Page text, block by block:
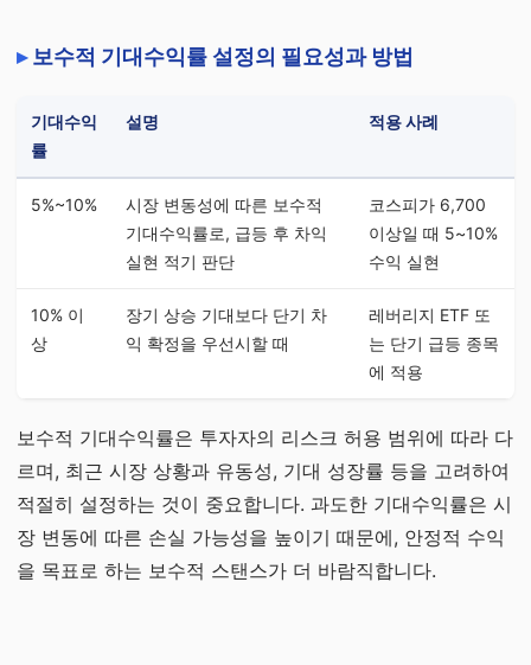
보수적 기대수익률 설정의 필요성과 방법
기대수익
률
설명 적용 사례
5%~10%
시장 변동성에 따른 보수적
기대수익률로, 급등 후 차익
실현 적기 판단
코스피가 6,700
이상일 때 5~10%
수익 실현
10% 이
상
장기 상승 기대보다 단기 차
익 확정을 우선시할 때
레버리지 ETF 또
는 단기 급등 종목
에 적용
보수적 기대수익률은 투자자의 리스크 허용 범위에 따라 다
르며, 최근 시장 상황과 유동성, 기대 성장률 등을 고려하여
적절히 설정하는 것이 중요합니다. 과도한 기대수익률은 시
장 변동에 따른 손실 가능성을 높이기 때문에, 안정적 수익
을 목표로 하는 보수적 스탠스가 더 바람직합니다.